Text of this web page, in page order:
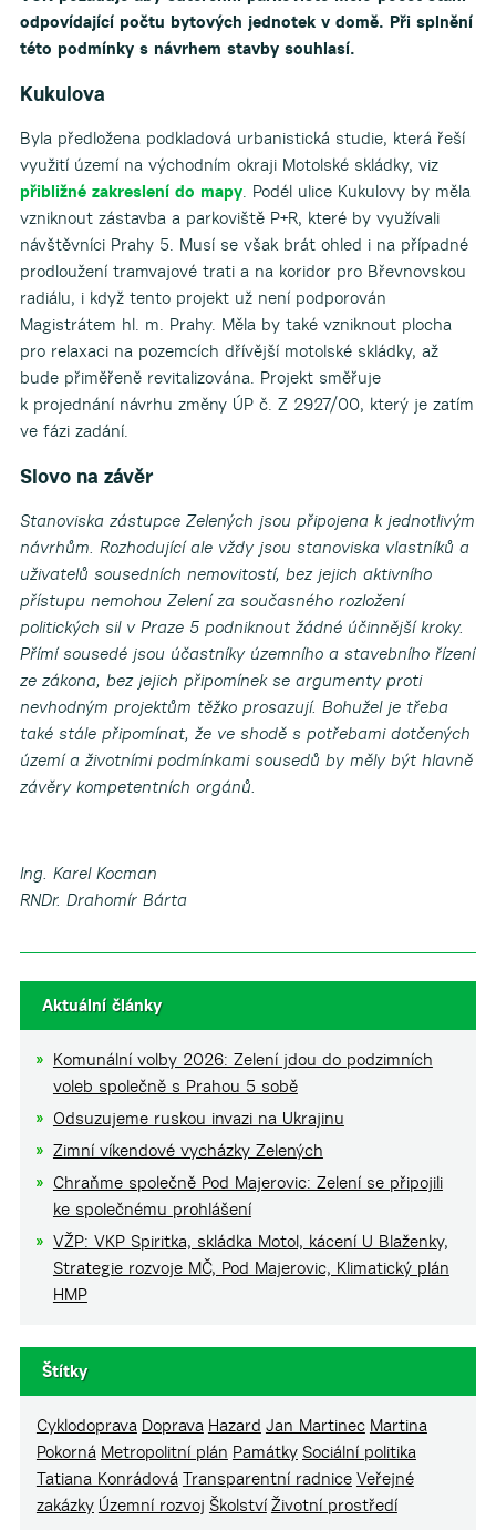
odpovídající počtu bytových jednotek v domě. Při splnění
této podmínky s návrhem stavby souhlasí.
Kukulova
Byla předložena podkladová urbanistická studie, která řeší
využití území na východním okraji Motolské skládky, viz
přibližné zakreslení do mapy. Podél ulice Kukulovy by měla
vzniknout zástavba a parkoviště P+R, které by využívali
návštěvníci Prahy 5. Musí se však brát ohled i na případné
prodloužení tramvajové trati a na koridor pro Břevnovskou
radiálu, i když tento projekt už není podporován
Magistrátem hl. m. Prahy. Měla by také vzniknout plocha
pro relaxaci na pozemcích dřívější motolské skládky, až
bude přiměřeně revitalizována. Projekt směřuje
k projednání návrhu změny ÚP č. Z 2927/00, který je zatím
ve fázi zadání.
Slovo na závěr
Stanoviska zástupce Zelených jsou připojena k jednotlivým
návrhům. Rozhodující ale vždy jsou stanoviska vlastníků a
uživatelů sousedních nemovitostí, bez jejich aktivního
přístupu nemohou Zelení za současného rozložení
politických sil v Praze 5 podniknout žádné účinnější kroky.
Přímí sousedé jsou účastníky územního a stavebního řízení
ze zákona, bez jejich připomínek se argumenty proti
nevhodným projektům těžko prosazují. Bohužel je třeba
také stále připomínat, že ve shodě s potřebami dotčených
území a životními podmínkami sousedů by měly být hlavně
závěry kompetentních orgánů.
Ing. Karel Kocman
RNDr. Drahomír Bárta
Aktuální články
Komunální volby 2026: Zelení jdou do podzimních
voleb společně s Prahou 5 sobě
Odsuzujeme ruskou invazi na Ukrajinu
Zimní víkendové vycházky Zelených
Chraňme společně Pod Majerovic: Zelení se připojili
ke společnému prohlášení
VŽP: VKP Spiritka, skládka Motol, kácení U Blaženky,
Strategie rozvoje MČ, Pod Majerovic, Klimatický plán
HMP
Štítky
Cyklodoprava Doprava Hazard Jan Martinec Martina
Pokorná Metropolitní plán Památky Sociální politika
Tatiana Konrádová Transparentní radnice Veřejné
zakázky Územní rozvoj Školství Životní prostředí